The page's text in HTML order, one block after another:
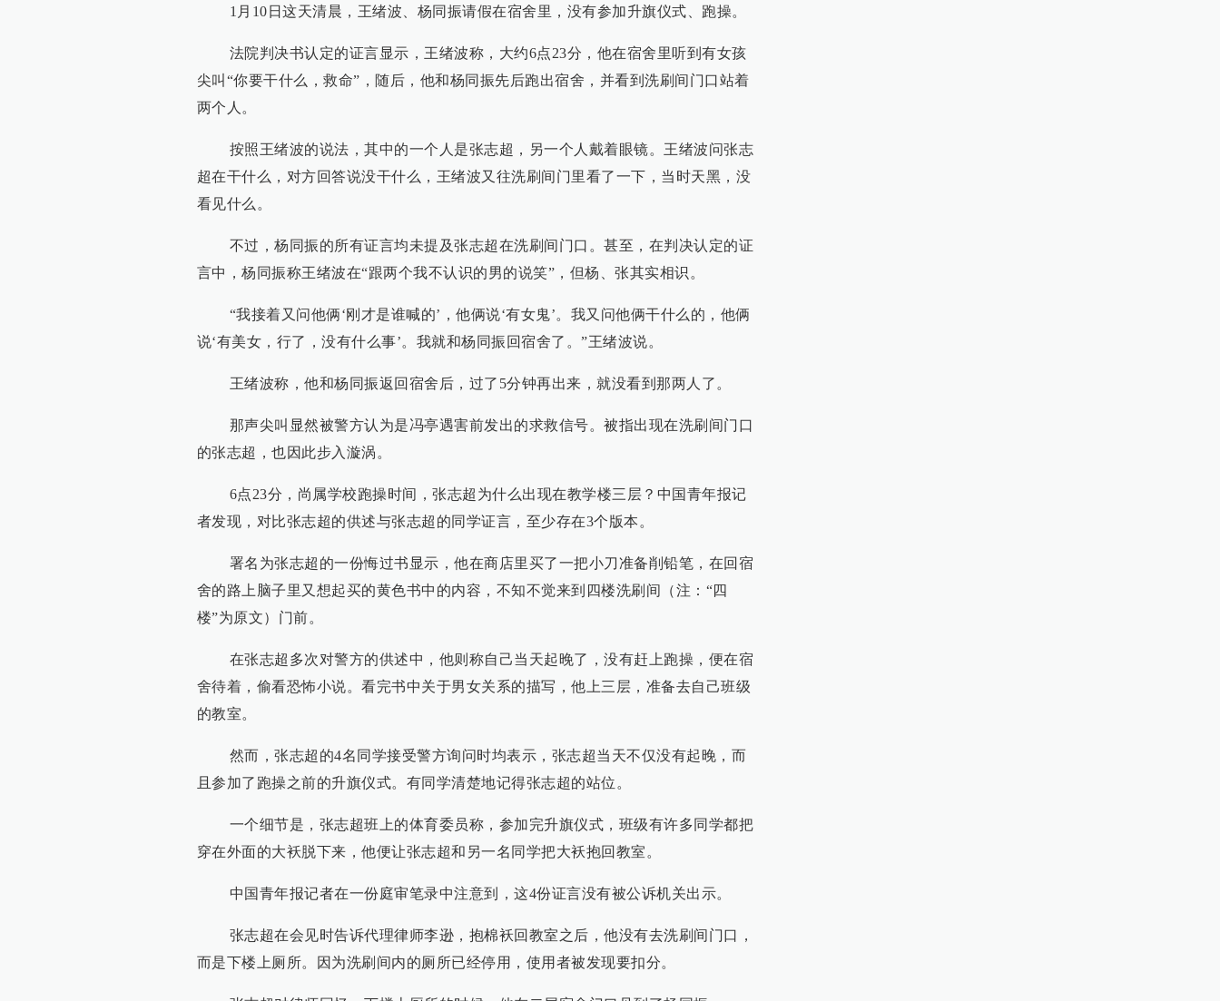
1月10日这天清晨，王绪波、杨同振请假在宿舍里，没有参加升旗仪式、跑操。
法院判决书认定的证言显示，王绪波称，大约6点23分，他在宿舍里听到有女孩
尖叫“你要干什么，救命”，随后，他和杨同振先后跑出宿舍，并看到洗刷间门口站着
两个人。
按照王绪波的说法，其中的一个人是张志超，另一个人戴着眼镜。王绪波问张志
超在干什么，对方回答说没干什么，王绪波又往洗刷间门里看了一下，当时天黑，没
看见什么。
不过，杨同振的所有证言均未提及张志超在洗刷间门口。甚至，在判决认定的证
言中，杨同振称王绪波在“跟两个我不认识的男的说笑”，但杨、张其实相识。
“我接着又问他俩‘刚才是谁喊的’，他俩说‘有女鬼’。我又问他俩干什么的，他俩
说‘有美女，行了，没有什么事’。我就和杨同振回宿舍了。”王绪波说。
王绪波称，他和杨同振返回宿舍后，过了5分钟再出来，就没看到那两人了。
那声尖叫显然被警方认为是冯亭遇害前发出的求救信号。被指出现在洗刷间门口
的张志超，也因此步入漩涡。
6点23分，尚属学校跑操时间，张志超为什么出现在教学楼三层？中国青年报记
者发现，对比张志超的供述与张志超的同学证言，至少存在3个版本。
署名为张志超的一份悔过书显示，他在商店里买了一把小刀准备削铅笔，在回宿
舍的路上脑子里又想起买的黄色书中的内容，不知不觉来到四楼洗刷间（注：“四
楼”为原文）门前。
在张志超多次对警方的供述中，他则称自己当天起晚了，没有赶上跑操，便在宿
舍待着，偷看恐怖小说。看完书中关于男女关系的描写，他上三层，准备去自己班级
的教室。
然而，张志超的4名同学接受警方询问时均表示，张志超当天不仅没有起晚，而
且参加了跑操之前的升旗仪式。有同学清楚地记得张志超的站位。
一个细节是，张志超班上的体育委员称，参加完升旗仪式，班级有许多同学都把
穿在外面的大袄脱下来，他便让张志超和另一名同学把大袄抱回教室。
中国青年报记者在一份庭审笔录中注意到，这4份证言没有被公诉机关出示。
张志超在会见时告诉代理律师李逊，抱棉袄回教室之后，他没有去洗刷间门口，
而是下楼上厕所。因为洗刷间内的厕所已经停用，使用者被发现要扣分。